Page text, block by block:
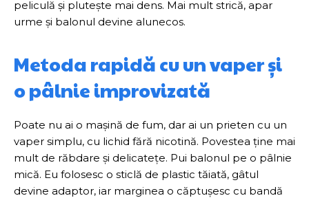
peliculă și plutește mai dens. Mai mult strică, apar
urme și balonul devine alunecos.
Metoda rapidă cu un vaper și
o pâlnie improvizată
Poate nu ai o mașină de fum, dar ai un prieten cu un
vaper simplu, cu lichid fără nicotină. Povestea ține mai
mult de răbdare și delicatețe. Pui balonul pe o pâlnie
mică. Eu folosesc o sticlă de plastic tăiată, gâtul
devine adaptor, iar marginea o căptușesc cu bandă